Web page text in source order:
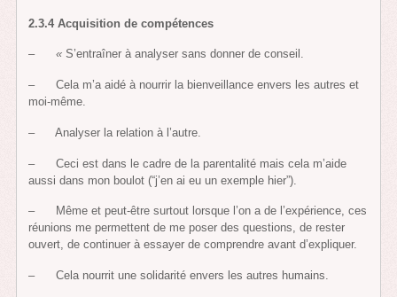
2.3.4 Acquisition de compétences
–«S’entraîner à analyser sans donner de conseil.
– Cela m’a aidé à nourrir la bienveillance envers les autres et
moi-même.
– Analyser la relation à l’autre.
– Ceci est dans le cadre de la parentalité mais cela m’aide
aussi dans mon boulot (“j’en ai eu un exemple hier”).
– Même et peut-être surtout lorsque l’on a de l’expérience, ces
réunions me permettent de me poser des questions, de rester
ouvert, de continuer à essayer de comprendre avant d’expliquer.
– Cela nourrit une solidarité envers les autres humains.